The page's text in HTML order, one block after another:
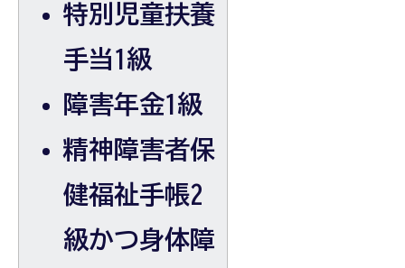
特別児童扶養
手当1級
障害年金1級
精神障害者保
健福祉手帳2
級かつ身体障